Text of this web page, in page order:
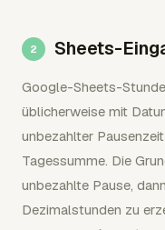
Sheets-
Google-Sheets-
üblicherweise mit
unbezahlter
Tagessumme. Die
unbezahlte Pause,
Dezimalstunden zu